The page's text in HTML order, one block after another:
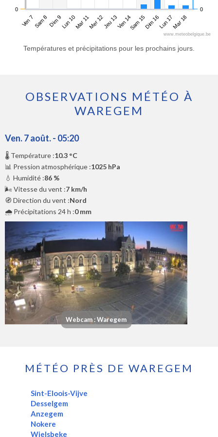
Ven 7Sam 8Dim 9Lun 10Mar 11Mer 12Jeu 13Ven 14Sam 15Dim 16Lun 17Mar 18
0 0
www.meteobelgique.be
Températures et précipitations pour les prochains jours.
OBSERVATIONS MÉTÉO À
WAREGEM
Ven. 7 août. - 05:20
🌡️ Température :10.3 °C
📊 Pression atmosphérique :1025 hPa
💧 Humidité :86 %
🌬️ Vitesse du vent :7 km/h
🧭 Direction du vent :Nord
🌧️ Précipitations 24 h :0 mm
Webcam : Waregem
MÉTÉO PRÈS DE WAREGEM
Sint-Eloois-Vijve
Desselgem
Anzegem
Nokere
Wielsbeke